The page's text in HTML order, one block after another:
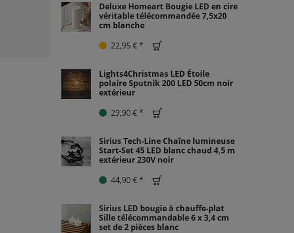
Deluxe Homeart Bougie LED en cire
véritable télécommandée 7,5x20
cm blanche
22,95 € *
Lights4Christmas LED Étoile
polaire Sputnik 200 LED 50cm noir
extérieur
29,90 € *
Sirius Tech-Line Chaîne lumineuse
Start-Set 45 LED blanc chaud 4,5 m
extérieur 230V noir
44,90 € *
Sirius LED bougie à chauffe-plat
Sille télécommandable 6 x 3,4 cm
set de 2 pièces blanc